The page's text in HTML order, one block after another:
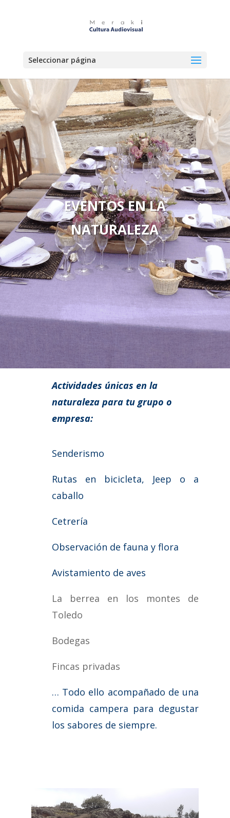
Seleccionar página
EVENTOS EN LA
NATURALEZA
Actividades únicas en la
naturaleza para tu grupo o
empresa:
Senderismo
Rutas en bicicleta, Jeep o a
caballo
Cetrería
Observación de fauna y flora
Avistamiento de aves
La berrea en los montes de
Toledo
Bodegas
Fincas privadas
… Todo ello acompañado de una
comida campera para degustar
los sabores de siempre.